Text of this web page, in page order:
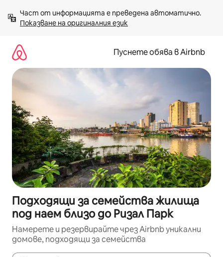
към
съдържанието
Показване на оригиналния език
Пуснете обява в Airbnb
Подходящи за семейства жилища
под наем близо до Ризал Парк
Намерете и резервирайте чрез Airbnb уникални
домове, подходящи за семейства